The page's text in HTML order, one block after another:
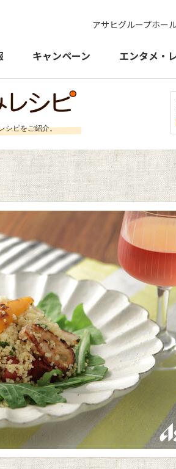
アサヒグループホー
キャンペーン エンタメ・
シピをご紹介。